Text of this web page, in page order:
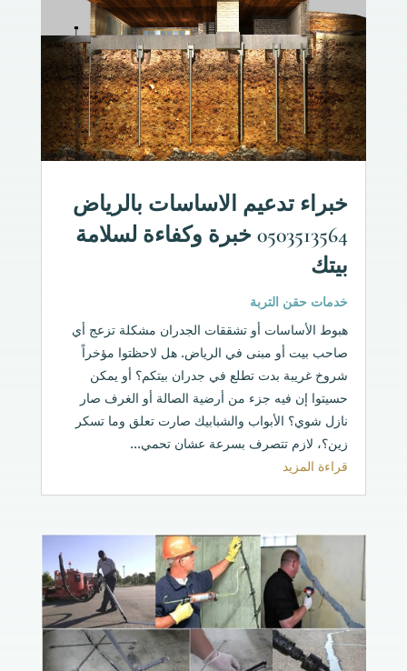
خبراء تدعيم الاساسات بالرياض
0503513564 خبرة وكفاءة لسلامة
بيتك
خدمات حقن التربة
هبوط الأساسات أو تشققات الجدران مشكلة تزعج أي
صاحب بيت أو مبنى في الرياض. هل لاحظتوا مؤخراً
شروخ غريبة بدت تطلع في جدران بيتكم؟ أو يمكن
حسيتوا إن فيه جزء من أرضية الصالة أو الغرف صار
نازل شوي؟ الأبواب والشبابيك صارت تعلق وما تسكر
زين؟، لازم تتصرف بسرعة عشان تحمي...
قراءة المزيد